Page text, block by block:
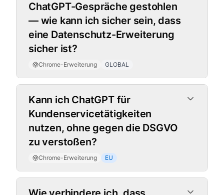
ChatGPT-Gespräche gestohlen
— wie kann ich sicher sein, dass
eine Datenschutz-Erweiterung
sicher ist?
Chrome-Erweiterung GLOBAL
Kann ich ChatGPT für
Kundenservicetätigkeiten
nutzen, ohne gegen die DSGVO
zu verstoßen?
Chrome-Erweiterung EU